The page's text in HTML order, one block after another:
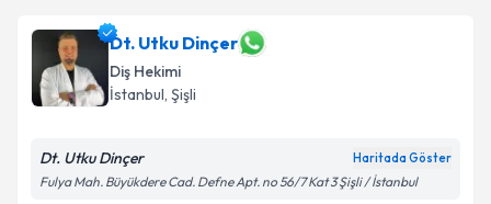
Dt. Utku Dinçer
Diş Hekimi
İstanbul, Şişli
Dt. Utku Dinçer Haritada Göster
Fulya Mah. Büyükdere Cad. Defne Apt. no 56/7 Kat 3 Şişli / İstanbul